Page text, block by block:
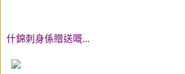
什錦刺身係贈送嘅...